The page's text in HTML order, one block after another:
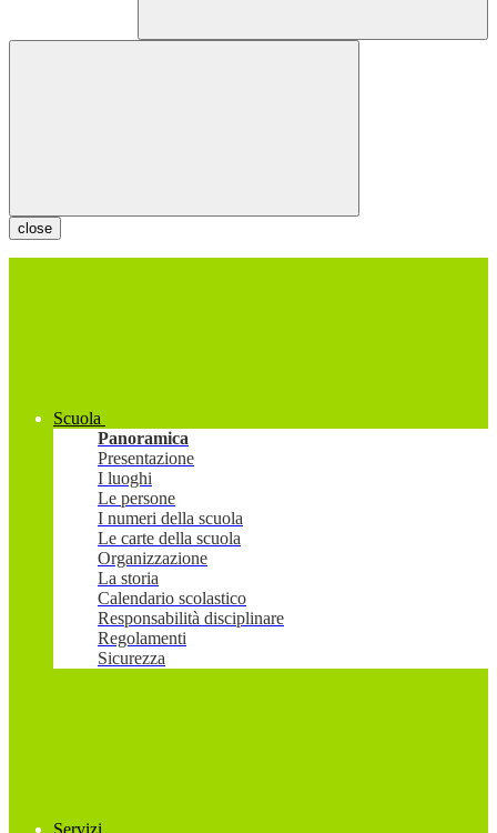
close
Scuola
Panoramica
Presentazione
I luoghi
Le persone
I numeri della scuola
Le carte della scuola
Organizzazione
La storia
Calendario scolastico
Responsabilità disciplinare
Regolamenti
Sicurezza